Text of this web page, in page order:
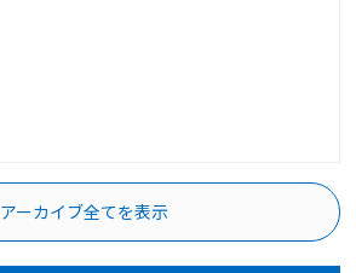
アーカイブ全てを表示